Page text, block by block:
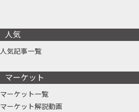
人気
人気記事一覧
マーケット
マーケット一覧
マーケット解説動画